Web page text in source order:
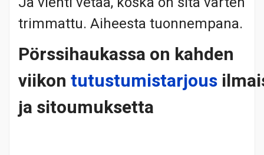
trimmattu. Aiheesta tuonnempana.
Pörssihaukassa on kahden
viikon tutustumistarjous
ja sitoumuksetta